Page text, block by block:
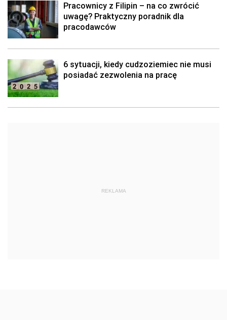
Pracownicy z Filipin – na co zwrócić
uwagę? Praktyczny poradnik dla
pracodawców
6 sytuacji, kiedy cudzoziemiec nie musi
posiadać zezwolenia na pracę
REKLAMA